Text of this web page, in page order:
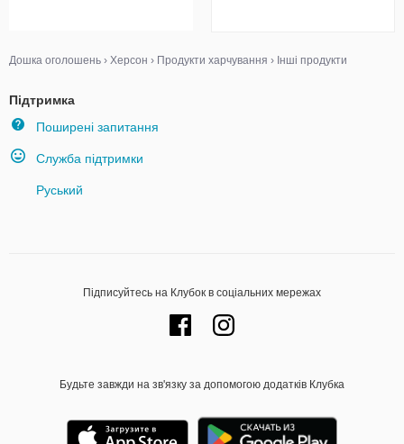
Дошка оголошень › Херсон › Продукти харчування › Інші продукти
Підтримка
Поширені запитання
Служба підтримки
Руський
Підписуйтесь на Клубок в соціальних мережах
Будьте завжди на зв'язку за допомогою додатків Клубка